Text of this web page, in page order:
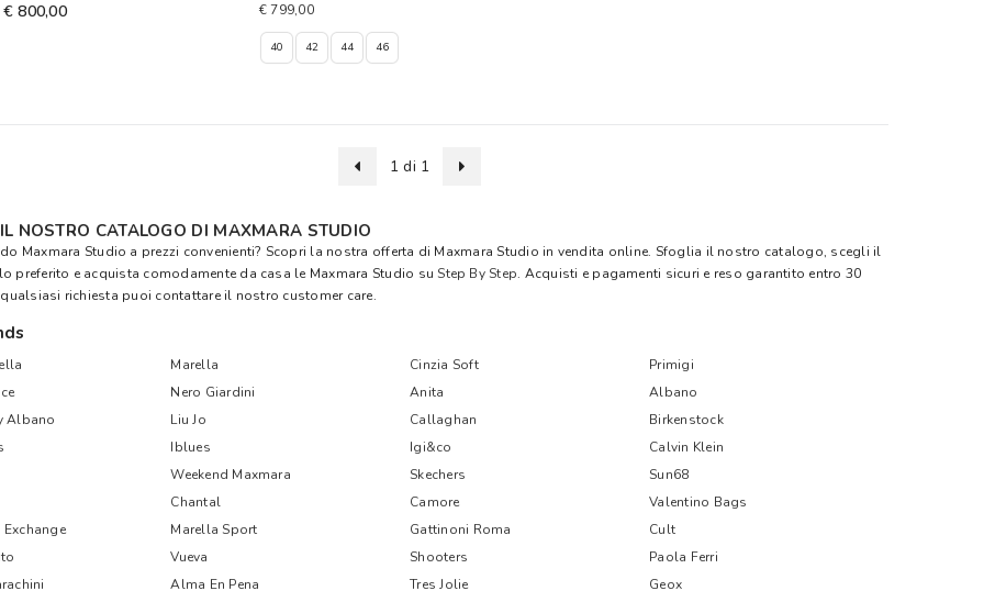
€ 800,00 € 799,00
40 42 44 46
1 di 1
NOSTRO CATALOGO DI MAXMARA STUDIO
Maxmara Studio a prezzi convenienti? Scopri la nostra offerta di Maxmara Studio in vendita online. Sfoglia il nostro catalogo, scegli il
preferito e acquista comodamente da casa le Maxmara Studio suStep By Step. Acquisti e pagamenti sicuri e reso garantito entro 30
richiesta puoi contattare il nostro customer care.
Marella Cinzia Soft
Primigi
Nero Giardini Anita
Albano
Albano
Liu Jo Callaghan
Birkenstock
Iblues Igi&co
Calvin Klein
Weekend Maxmara Skechers
Sun68
Chantal Camore
Valentino Bags
Marella Sport Gattinoni Roma
Cult
Vueva Shooters
Paola Ferri
Alma En Pena Tres Jolie
Geox